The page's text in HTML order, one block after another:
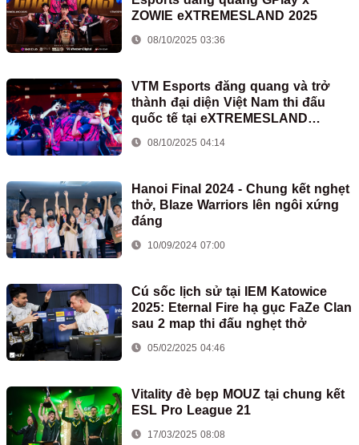
ZOWIE eXTREMESLAND 2025
08/10/2025 03:36
VTM Esports đăng quang và trở
thành đại diện Việt Nam thi đấu
quốc tế tại eXTREMESLAND
Thượng Hải 2025
08/10/2025 04:14
Hanoi Final 2024 - Chung kết nghẹt
thở, Blaze Warriors lên ngôi xứng
đáng
10/09/2024 07:00
Cú sốc lịch sử tại IEM Katowice
2025: Eternal Fire hạ gục FaZe Clan
sau 2 map thi đấu nghẹt thở
05/02/2025 04:46
Vitality đè bẹp MOUZ tại chung kết
ESL Pro League 21
17/03/2025 08:08